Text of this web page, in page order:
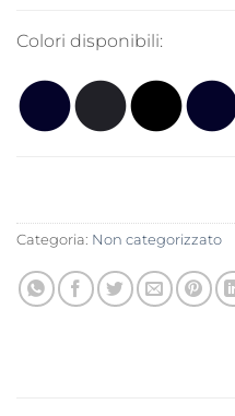
Colori disponibili:
Categoria: Non categorizzato